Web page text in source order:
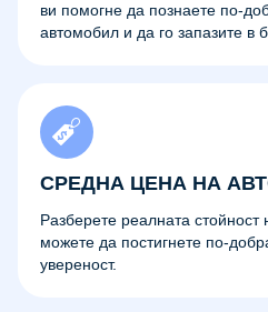
ви помогне да познаете по-
автомобил и да го запазите в
СРЕДНА ЦЕНА НА
Разберете реалната
можете да постигнете по-
увереност.